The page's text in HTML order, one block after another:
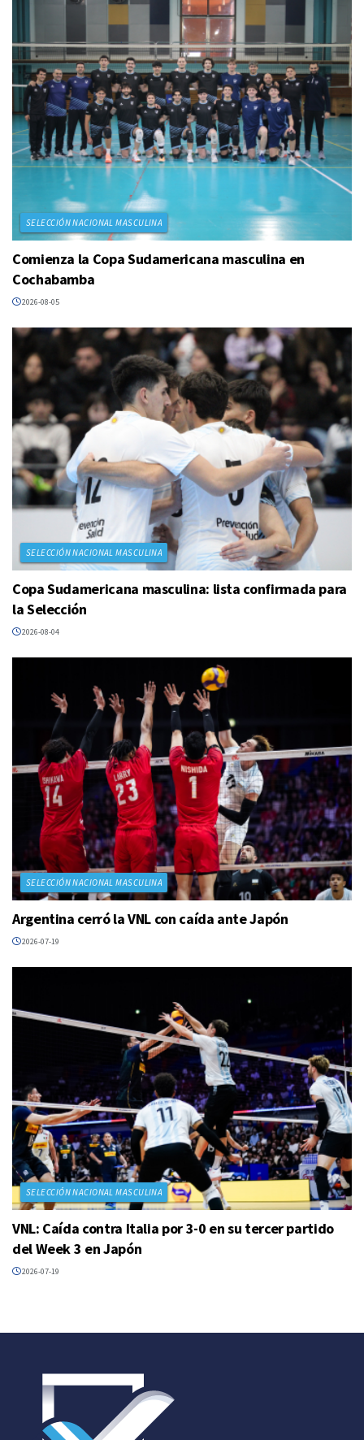
SELECCIÓN NACIONAL MASCULINA
Comienza la Copa Sudamericana masculina en
Cochabamba
2026-08-05
SELECCIÓN NACIONAL MASCULINA
Copa Sudamericana masculina: lista confirmada para
la Selección
2026-08-04
SELECCIÓN NACIONAL MASCULINA
Argentina cerró la VNL con caída ante Japón
2026-07-19
SELECCIÓN NACIONAL MASCULINA
VNL: Caída contra Italia por 3-0 en su tercer partido
del Week 3 en Japón
2026-07-19